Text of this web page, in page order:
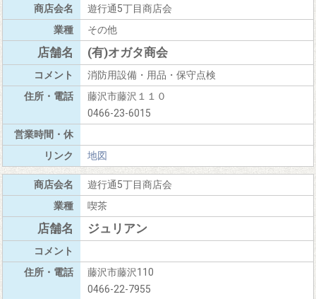
遊行通5丁目商店会
その他
(有)オガタ商会
消防用設備・用品・保守点検
藤沢市藤沢１１０
0466-23-6015
地図
遊行通5丁目商店会
喫茶
ジュリアン
藤沢市藤沢110
0466-22-7955